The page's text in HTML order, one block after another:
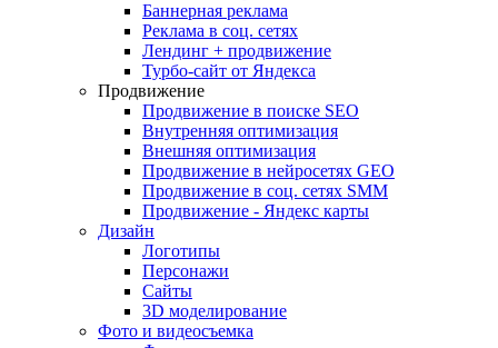
Баннерная реклама
Реклама в соц. сетях
Лендинг + продвижение
Турбо-сайт от Яндекса
Продвижение
Продвижение в поиске SEO
Внутренняя оптимизация
Внешняя оптимизация
Продвижение в нейросетях GEO
Продвижение в соц. сетях SMM
Продвижение - Яндекс карты
Дизайн
Логотипы
Персонажи
Сайты
3D моделирование
Фото и видеосъемка